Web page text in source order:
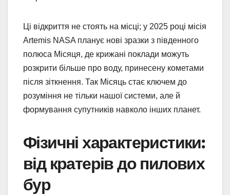
Ці відкриття не стоять на місці; у 2025 році місія
Artemis NASA планує нові зразки з південного
полюса Місяця, де крижані поклади можуть
розкрити більше про воду, принесену кометами
після зіткнення. Так Місяць стає ключем до
розуміння не тільки нашої системи, але й
формування супутників навколо інших планет.
Фізичні характеристики:
від кратерів до пилових
бур